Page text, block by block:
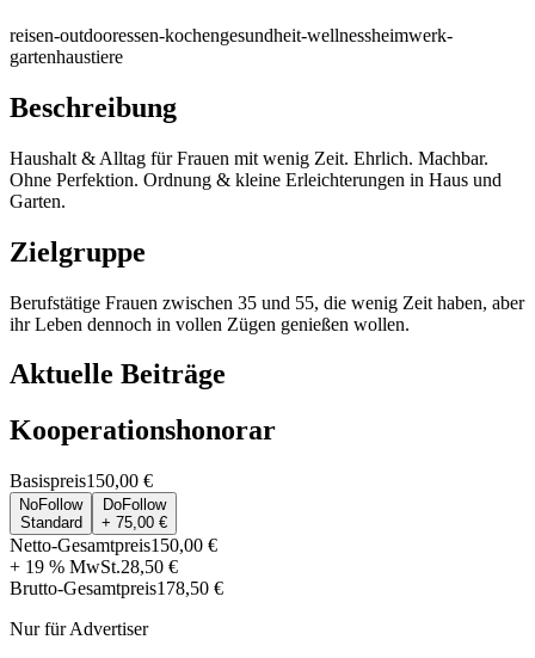
reisen-outdooressen-kochengesundheit-wellnessheimwerk-
gartenhaustiere
Beschreibung
Haushalt & Alltag für Frauen mit wenig Zeit. Ehrlich. Machbar.
Ohne Perfektion. Ordnung & kleine Erleichterungen in Haus und
Garten.
Zielgruppe
Berufstätige Frauen zwischen 35 und 55, die wenig Zeit haben, aber
ihr Leben dennoch in vollen Zügen genießen wollen.
Aktuelle Beiträge
Kooperationshonorar
Basispreis150,00 €
NoFollow
Standard
DoFollow
+ 75,00 €
Netto-Gesamtpreis150,00 €
+ 19 % MwSt.28,50 €
Brutto-Gesamtpreis178,50 €
Nur für Advertiser